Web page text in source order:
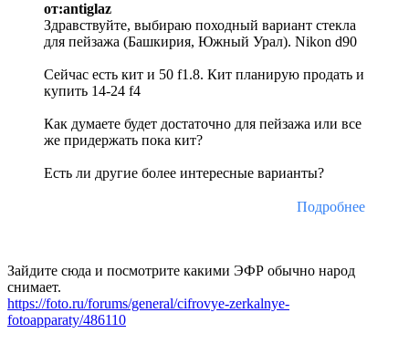
от:antiglaz
Здравствуйте, выбираю походный вариант стекла
для пейзажа (Башкирия, Южный Урал). Nikon d90
Сейчас есть кит и 50 f1.8. Кит планирую продать и
купить 14-24 f4
Как думаете будет достаточно для пейзажа или все
же придержать пока кит?
Есть ли другие более интересные варианты?
Подробнее
Зайдите сюда и посмотрите какими ЭФР обычно народ
снимает.
https://foto.ru/forums/general/cifrovye-zerkalnye-
fotoapparaty/486110